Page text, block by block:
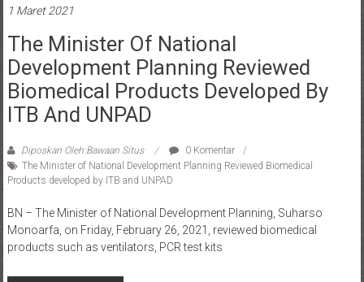
1 Maret 2021
The Minister Of National
Development Planning Reviewed
Biomedical Products Developed By
ITB And UNPAD
Diposkan Oleh:Bawaan Situs
0 Komentar
The Minister of National Development Planning Reviewed Biomedical
Products developed by ITB and UNPAD
BN – The Minister of National Development Planning, Suharso
Monoarfa, on Friday, February 26, 2021, reviewed biomedical
products such as ventilators, PCR test kits